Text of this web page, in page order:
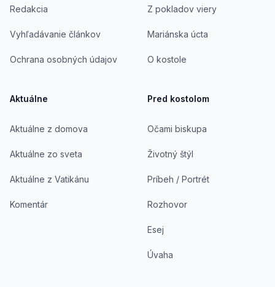
Redakcia
Vyhľadávanie článkov
Ochrana osobných údajov
Aktuálne
Aktuálne z domova
Aktuálne zo sveta
Aktuálne z Vatikánu
Komentár
Z pokladov viery
Mariánska úcta
O kostole
Pred kostolom
Očami biskupa
Životný štýl
Príbeh / Portrét
Rozhovor
Esej
Úvaha